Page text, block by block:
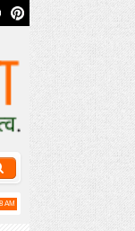
हाईकु गंगा पटल पर हाइगा की